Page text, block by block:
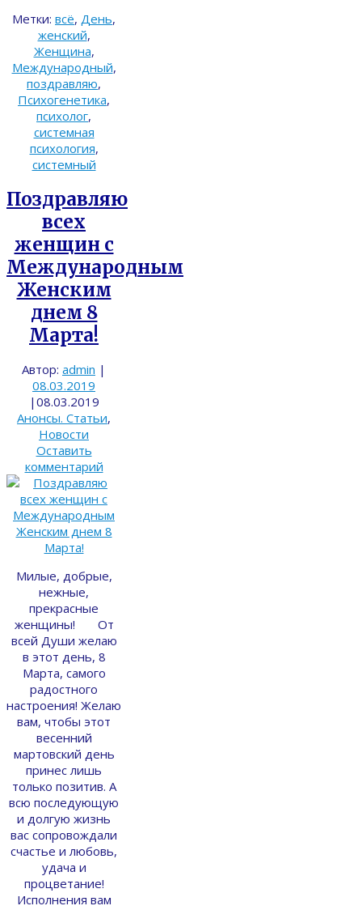
Метки: всё, День,
женский,
Женщина,
Международный,
поздравляю,
Психогенетика,
психолог,
системная
психология,
системный
Поздравляю
всех
женщин с
Международным
Женским
днем 8
Марта!
Автор: admin |
08.03.2019
| 08.03.2019
Анонсы. Статьи,
Новости
Оставить
комментарий
Милые, добрые,
нежные,
прекрасные
женщины! От
всей Души желаю
в этот день, 8
Марта, самого
радостного
настроения! Желаю
вам, чтобы этот
весенний
мартовский день
принес лишь
только позитив. А
всю последующую
и долгую жизнь
вас сопровождали
счастье и любовь,
удача и
процветание!
Исполнения вам